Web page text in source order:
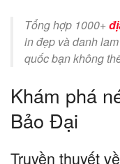
Tổng hợp 1000+
in đẹp và danh
quốc bạn không
Khám phá
Bảo Đại
Truyền thuyết